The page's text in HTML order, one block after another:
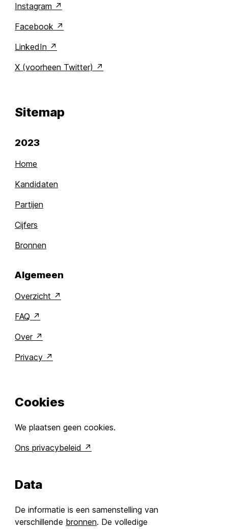
Instagram
Facebook
LinkedIn
X (voorheen Twitter)
Sitemap
2023
Home
Kandidaten
Partijen
Cijfers
Bronnen
Algemeen
Overzicht
FAQ
Over
Privacy
Cookies
We plaatsen geen cookies.
Ons privacybeleid
Data
De informatie is een samenstelling van
verschillende bronnen. De volledige